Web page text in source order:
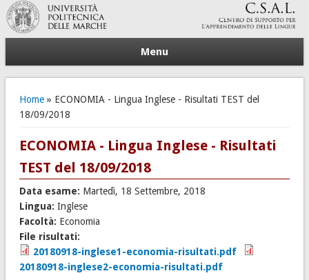
Menu
Tu sei qui
Home» ECONOMIA - Lingua Inglese - Risultati TEST del
18/09/2018
ECONOMIA - Lingua Inglese - Risultati
TEST del 18/09/2018
Data esame: Martedì, 18 Settembre, 2018
Lingua: Inglese
Facoltà: Economia
File risultati:
20180918-inglese1-economia-risultati.pdf
20180918-inglese2-economia-risultati.pdf